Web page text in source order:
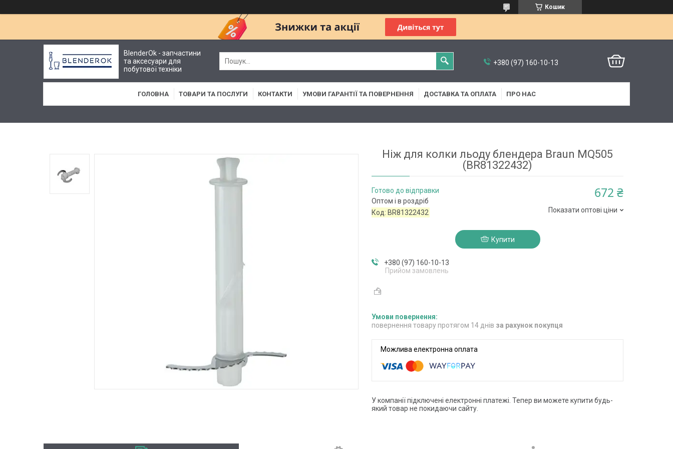
Кошик
BlenderOk - запчастини
та аксесуари для
побутової техніки
+380 (97) 160-10-13
ГОЛОВНА ТОВАРИ ТА ПОСЛУГИ КОНТАКТИ УМОВИ ГАРАНТІЇ ТА ПОВЕРНЕННЯ ДОСТАВКА ТА ОПЛАТА ПРО НАС
Ніж для колки льоду блендера Braun MQ505
(BR81322432)
Готово до відправки
Оптом і в роздріб
Код: BR81322432
672 ₴
Показати оптові ціни
Купити
+380 (97) 160-10-13
Прийом замовлень
повернення товару протягом 14 днів за рахунок покупця
У компанії підключені електронні платежі. Тепер ви можете купити будь-
який товар не покидаючи сайту.